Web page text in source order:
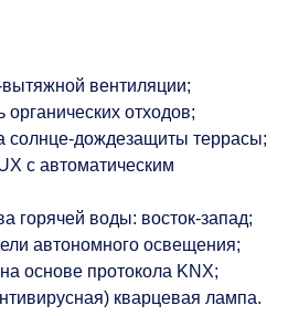
вентиляции;
органических отходов;
солнце-дождезащиты террасы;
с автоматическим
горячей воды: восток-запад;
автономного освещения;
основе протокола KNX;
кварцевая лампа.